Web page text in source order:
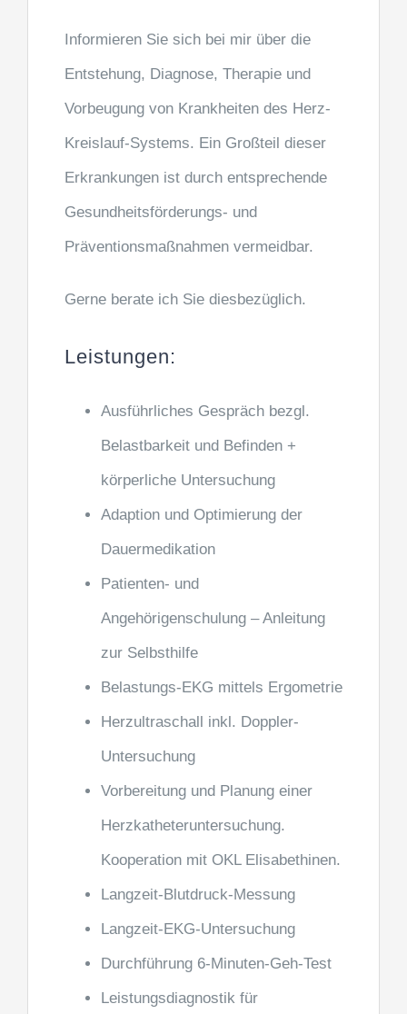
Informieren Sie sich bei mir über die
Entstehung, Diagnose, Therapie und
Vorbeugung von Krankheiten des Herz-
Kreislauf-Systems. Ein Großteil dieser
Erkrankungen ist durch entsprechende
Gesundheitsförderungs- und
Präventionsmaßnahmen vermeidbar.
Gerne berate ich Sie diesbezüglich.
Leistungen:
Ausführliches Gespräch bezgl.
Belastbarkeit und Befinden +
körperliche Untersuchung
Adaption und Optimierung der
Dauermedikation
Patienten- und
Angehörigenschulung – Anleitung
zur Selbsthilfe
Belastungs-EKG mittels Ergometrie
Herzultraschall inkl. Doppler-
Untersuchung
Vorbereitung und Planung einer
Herzkatheteruntersuchung.
Kooperation mit OKL Elisabethinen.
Langzeit-Blutdruck-Messung
Langzeit-EKG-Untersuchung
Durchführung 6-Minuten-Geh-Test
Leistungsdiagnostik für